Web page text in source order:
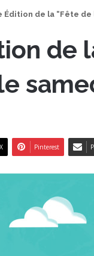
Édition de la “Fête
de
X Pinterest